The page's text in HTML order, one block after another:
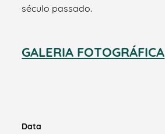
século passado.
GALERIA FOTOGRÁFICA
Data